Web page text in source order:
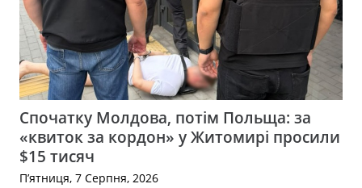
Спочатку Молдова, потім Польща: за
«квиток за кордон» у Житомирі просили
$15 тисяч
П’ятниця, 7 Серпня, 2026